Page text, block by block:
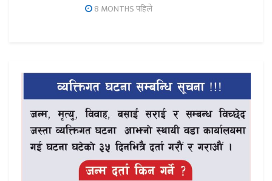
8 MONTHS पहिले